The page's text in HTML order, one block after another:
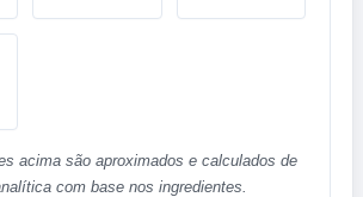
acima são aproximados e calculados de
com base nos ingredientes.